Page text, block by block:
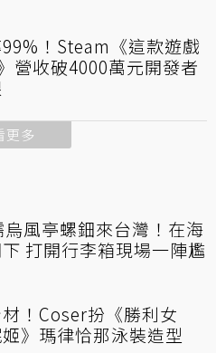
！Steam《這款遊戲
營收破4000萬元開發者
更多
風亭螺鈿來台灣！在海
打開行李箱現場一陣尷
！Coser扮《勝利女
》瑪律恰那泳裝造型